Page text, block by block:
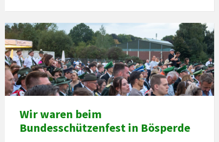
Wir waren beim
Bundesschützenfest in Bösperde